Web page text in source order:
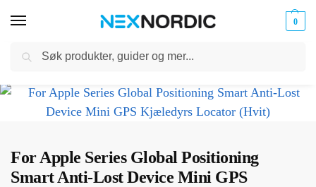
0
til
Kabler
For Apple Series Global Positioning
Smart Anti-Lost Device Mini GPS